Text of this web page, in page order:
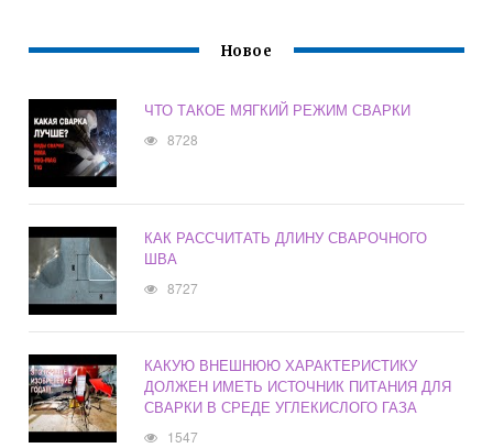
Новое
ЧТО ТАКОЕ МЯГКИЙ РЕЖИМ СВАРКИ
8728
КАК РАССЧИТАТЬ ДЛИНУ СВАРОЧНОГО
ШВА
8727
КАКУЮ ВНЕШНЮЮ ХАРАКТЕРИСТИКУ
ДОЛЖЕН ИМЕТЬ ИСТОЧНИК ПИТАНИЯ ДЛЯ
СВАРКИ В СРЕДЕ УГЛЕКИСЛОГО ГАЗА
1547